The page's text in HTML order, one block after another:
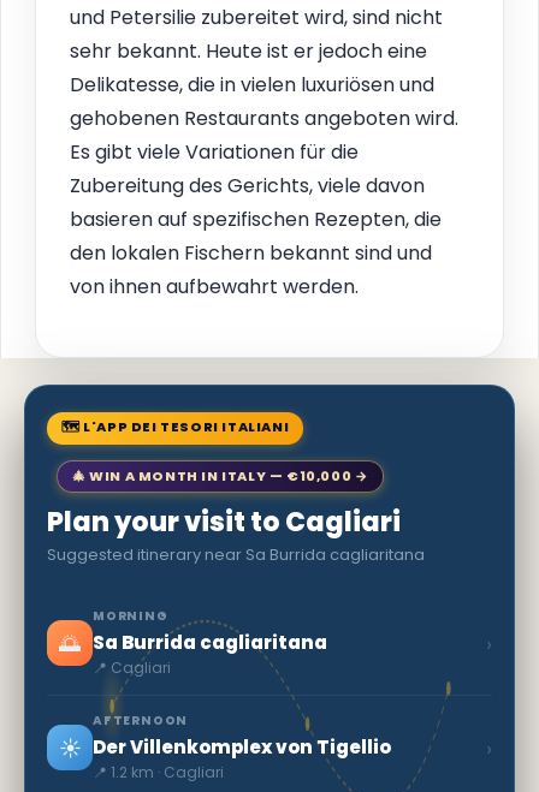
und Petersilie zubereitet wird, sind nicht
sehr bekannt. Heute ist er jedoch eine
Delikatesse, die in vielen luxuriösen und
gehobenen Restaurants angeboten wird.
Es gibt viele Variationen für die
Zubereitung des Gerichts, viele davon
basieren auf spezifischen Rezepten, die
den lokalen Fischern bekannt sind und
von ihnen aufbewahrt werden.
🗺 L'APP DEI TESORI ITALIANI
🎄 WIN A MONTH IN ITALY — €10,000 →
Plan your visit to Cagliari
Suggested itinerary near Sa Burrida cagliaritana
🌅
MORNING
Sa Burrida cagliaritana
📍 Cagliari
›
☀️
AFTERNOON
Der Villenkomplex von Tigellio
📍 1.2 km · Cagliari
›